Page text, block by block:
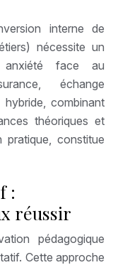
interne de
nécessite un
anxiété face au
échange
hybride, combinant
théoriques et
pratique, constitue
:
réussir
pédagogique
Cette approche